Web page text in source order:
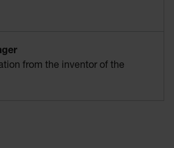
from the inventor of the